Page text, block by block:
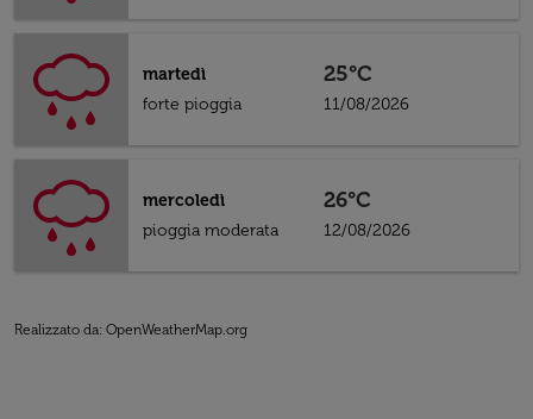
martedì
forte pioggia
25°C
11/08/2026
mercoledì
pioggia moderata
26°C
12/08/2026
Realizzato da: OpenWeatherMap.org